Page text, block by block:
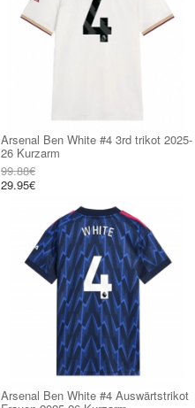
Arsenal Ben White #4 3rd trikot 2025-
26 Kurzarm
99.88€
29.95€
Arsenal Ben White #4 Auswärtstrikot